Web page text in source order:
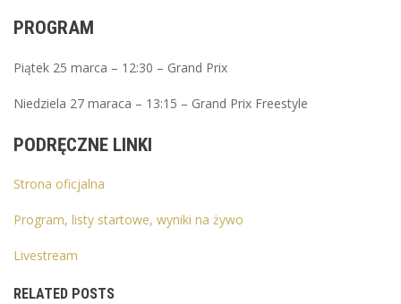
PROGRAM
Piątek 25 marca – 12:30 – Grand Prix
Niedziela 27 maraca – 13:15 – Grand Prix Freestyle
PODRĘCZNE LINKI
Strona oficjalna
Program, listy startowe, wyniki na żywo
Livestream
RELATED POSTS